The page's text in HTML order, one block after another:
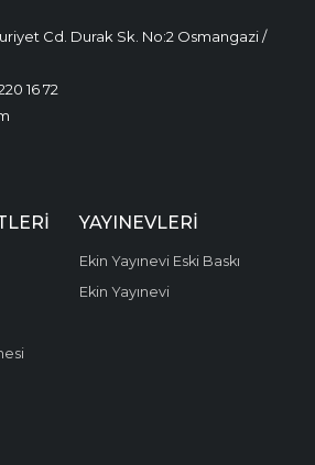
Cd. Durak Sk. No:2 Osmangazi /
16 72
YAYINEVLERI
Ekin Yayınevi Eski Baskı
Ekin Yayınevi